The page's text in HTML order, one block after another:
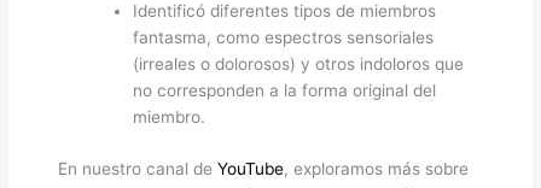
Identificó diferentes tipos de miembros
fantasma, como espectros sensoriales
(irreales o dolorosos) y otros indoloros que
no corresponden a la forma original del
miembro.
En nuestro canal deYouTube, exploramos más sobre